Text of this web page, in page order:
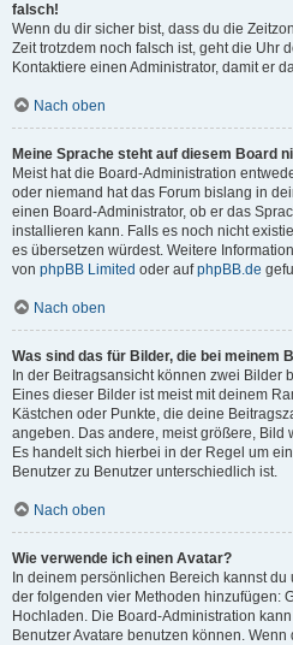
falsch!
Wenn du dir sicher bist, dass du die
Zeit trotzdem noch falsch ist, geht die Uhr
Kontaktiere einen Administrator, damit er
Nach oben
Meine Sprache steht auf diesem Board
Meist hat die Board-Administration
oder niemand hat das Forum bislang in
einen Board-Administrator, ob er das
installieren kann. Falls es noch nicht
es übersetzen würdest. Weitere
von phpBB Limited oder aufphpBB.de
Nach oben
Was sind das für Bilder, die bei meinem
In der Beitragsansicht können zwei Bilder
Eines dieser Bilder ist meist mit deinem
Kästchen oder Punkte, die deine
angeben. Das andere, meist größere, Bild
Es handelt sich hierbei in der Regel um
Benutzer zu Benutzer unterschiedlich ist.
Nach oben
Wie verwende ich einen Avatar?
In deinem persönlichen Bereich kannst du
der folgenden vier Methoden hinzufügen:
Hochladen. Die Board-Administration
Benutzer Avatare benutzen können.